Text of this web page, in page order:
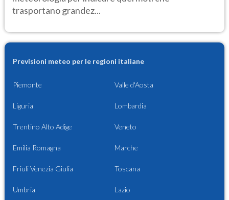
trasportano grandez...
Previsioni meteo per le regioni italiane
Piemonte Valle d'Aosta
Liguria Lombardia
Trentino Alto Adige Veneto
Emilia Romagna Marche
Friuli Venezia Giulia Toscana
Umbria Lazio